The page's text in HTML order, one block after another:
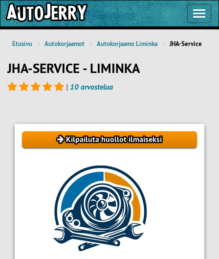
Etusivu Autokorjaamot Autokorjaamo Liminka JHA-Service
JHA-SERVICE - LIMINKA
| 10 arvostelua
Kilpailuta huollot ilmaiseksi